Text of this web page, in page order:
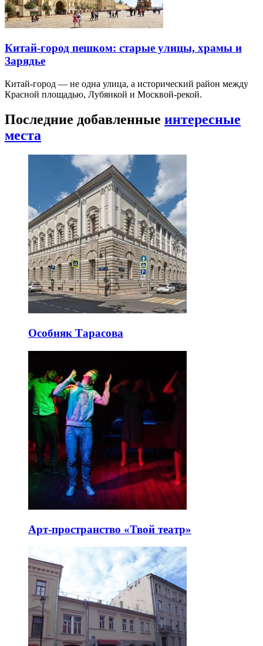
Китай-город пешком: старые улицы, храмы и
Зарядье
Китай-город — не одна улица, а исторический район между
Красной площадью, Лубянкой и Москвой-рекой.
Последние добавленные интересные
места
Особняк Тарасова
Арт-пространство «Твой театр»